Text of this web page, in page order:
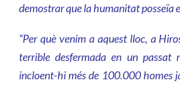
demostrar que la humanitat posseïa
“Per què venim a aquest lloc, a
terrible desfermada en un
incloent-hi més de 100.000 homes